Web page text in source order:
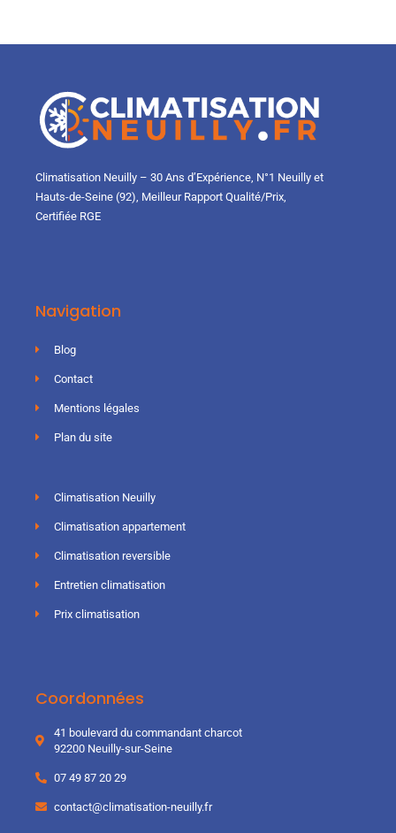
Climatisation Neuilly – 30 Ans d’Expérience, N°1 Neuilly et
Hauts-de-Seine (92), Meilleur Rapport Qualité/Prix,
Certifiée RGE
Navigation
Blog
Contact
Mentions légales
Plan du site
Climatisation Neuilly
Climatisation appartement
Climatisation reversible
Entretien climatisation
Prix climatisation
Coordonnées
41 boulevard du commandant charcot
92200 Neuilly-sur-Seine
07 49 87 20 29
contact@climatisation-neuilly.fr